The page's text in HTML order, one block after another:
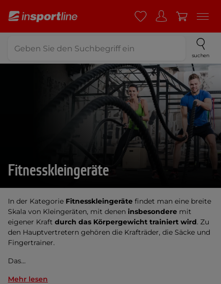
suchen
Fitnesskleingeräte
In der Kategorie Fitnesskleingeräte findet man eine breite
Skala von Kleingeräten, mit denen insbesondere mit
eigener Kraft durch das Körpergewicht trainiert wird. Zu
den Hauptvertretern gehören die Krafträder, die Säcke und
Fingertrainer.
Das...
Mehr lesen